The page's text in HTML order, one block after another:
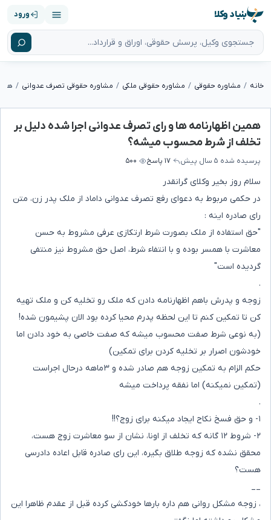
بنیاد وکلا ورود
خانه مشاوره حقوقی مشاوره حقوقی ملکی مشاوره حقوقی تصرف عدوانی
همین اظهارنامه ها و رای تصرف عدوانی اجرا شده دلیل بر
تخلف از شرط محسوب میشه؟
پرسیده شده ۵ سال پیش ۱۷ پاسخ ۵۰۰
سلام روز بخیر وکلای گرانقدر
در حکمی مربوط به دعوای رفع تصرف عدوانی داماد از ملک پدر زن، متن
رای صادره اینه :
"حق استفاده از ملک بصورت شرط ارتکازی عرفی مشروط به حسن
معاشرت با همسر بوده و با انتفاء شرط، اصل حق مشروط نیز منتفی
گردیده است"
.
زوجه و پدرش باهم اظهارنامه دادن که ملک رو تخلیه کن و ملک تهیه
کن تا تمکین کنم تا این لحظه پدرم محیا کرده بود الان پشیمون شده!
(به نوعی شرط صفت محسوب میشه که صفت خاصی به خود دادن اما
خودشون اصرار بر تخلیه کردن برای تمکین)
حکم الزام به تمکین زوجه هم صادر شده و ۳ماهه درحال اجراست
(تمکین نمیکنه) اما نفقه پرداخت میشه
.
۱- و حق فسخ نکاح ایجاد میکنه برای زوج؟!!
۲- شروط ۱۲ گانه که تخلف از اونا، نشان از سو معاشرت زوج هست،
محقق نشده که زوجه طلاق بگیره، این رای صادره قابل اعاده دادرسی
هست؟
__
، زوجه مشکل روانی هم داره بارها خودکشی کرده قبل از عقدم ظاهرا این